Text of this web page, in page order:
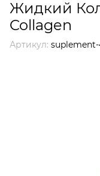
Жидкий
Collagen
Артикул: